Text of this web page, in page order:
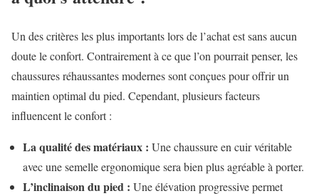
Un des critères les plus importants lors de l’achat est sans aucun
doute le confort. Contrairement à ce que l’on pourrait penser, les
chaussures réhaussantes modernes sont conçues pour offrir un
maintien optimal du pied. Cependant, plusieurs facteurs
influencent le confort :
La qualité des matériaux : Une chaussure en cuir véritable
avec une semelle ergonomique sera bien plus agréable à porter.
L’inclinaison du pied : Une élévation progressive permet